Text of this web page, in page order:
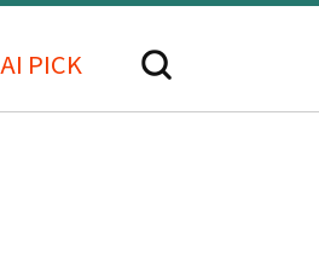
AI PICK